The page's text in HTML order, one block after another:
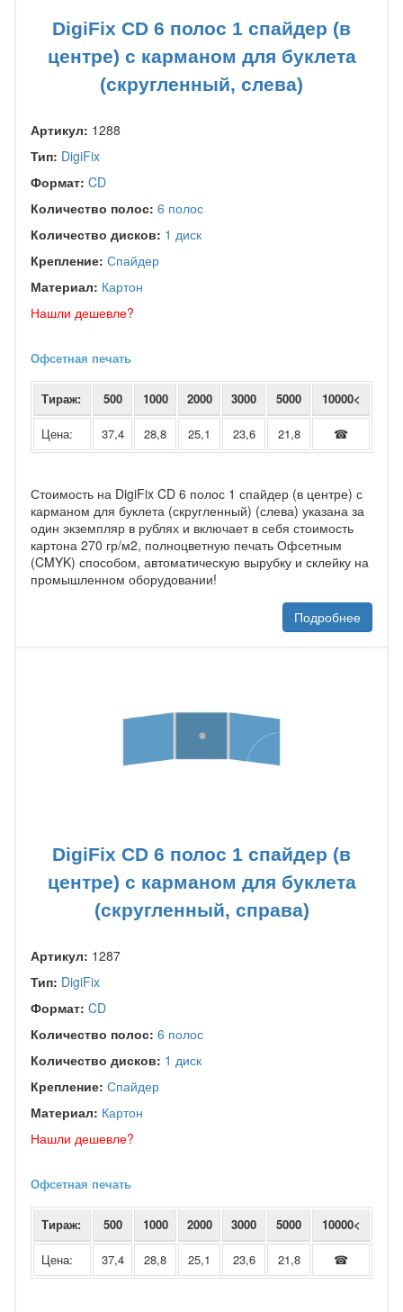
DigiFix CD 6 полос 1 спайдер (в
центре) с карманом для буклета
(скругленный, слева)
Артикул: 1288
Тип: DigiFix
Формат: CD
Количество полос: 6 полос
Количество дисков: 1 диск
Крепление: Спайдер
Материал: Картон
Нашли дешевле?
Офсетная печать
Тираж: 500 1000 2000 3000 5000 10000<
Цена: 37,4 28,8 25,1 23,6 21,8 ☎
Стоимость на DigiFix CD 6 полос 1 спайдер (в центре) с
карманом для буклета (скругленный) (слева) указана за
один экземпляр в рублях и включает в себя стоимость
картона 270 гр/м2, полноцветную печать Офсетным
(CMYK) способом, автоматическую вырубку и склейку на
промышленном оборудовании!
Подробнее
DigiFix CD 6 полос 1 спайдер (в
центре) с карманом для буклета
(скругленный, справа)
Артикул: 1287
Тип: DigiFix
Формат: CD
Количество полос: 6 полос
Количество дисков: 1 диск
Крепление: Спайдер
Материал: Картон
Нашли дешевле?
Офсетная печать
Тираж: 500 1000 2000 3000 5000 10000<
Цена: 37,4 28,8 25,1 23,6 21,8 ☎